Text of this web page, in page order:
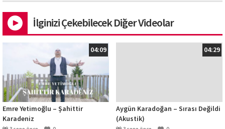
İlginizi Çekebilecek Diğer Videolar
04:09
Emre Yetimoğlu – Şahittir
Karadeniz
04:29
Aygün Karadoğan – Sırası Değildi
(Akustik)